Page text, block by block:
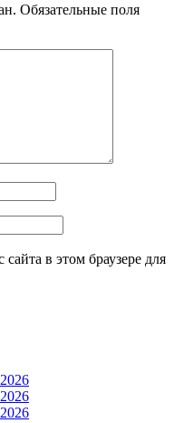
Обязательные поля
в этом браузере для